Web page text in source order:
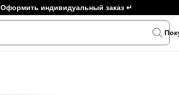
Оформить индивидуальный заказ ↵